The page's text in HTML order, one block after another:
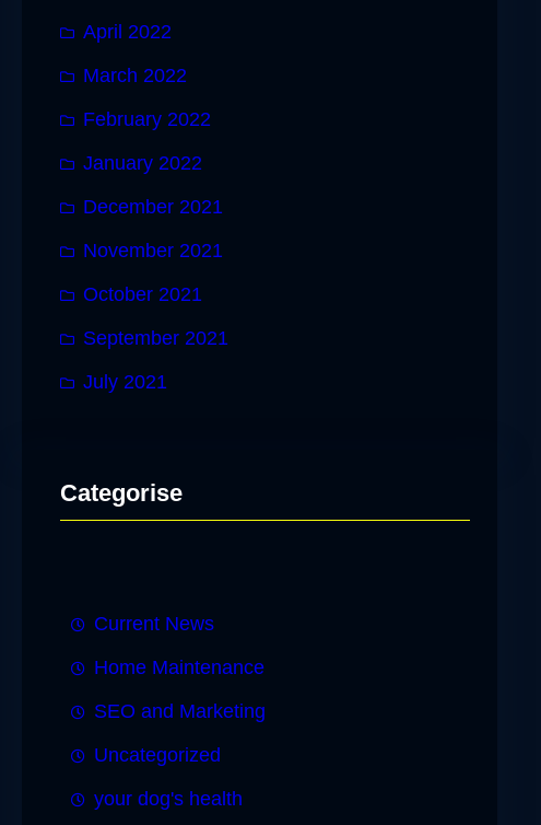
April 2022
March 2022
February 2022
January 2022
December 2021
November 2021
October 2021
September 2021
July 2021
Categorise
Current News
Home Maintenance
SEO and Marketing
Uncategorized
your dog's health